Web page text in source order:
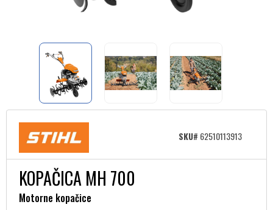
SKU# 62510113913
KOPAČICA MH 700
Motorne kopačice